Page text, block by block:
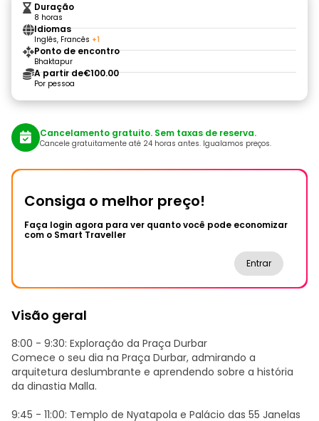
Duração
8 horas
Idiomas
Inglês, Francês +1
Ponto de encontro
Bhaktapur
A partir de€100.00
Por pessoa
Cancelamento gratuito. Sem taxas de reserva.
Cancele gratuitamente até 24 horas antes. Igualamos preços.
Consiga o melhor preço!
Faça login agora para ver quanto você pode economizar
com o Smart Traveller
Entrar
Visão geral
8:00 - 9:30: Exploração da Praça Durbar
Comece o seu dia na Praça Durbar, admirando a
arquitetura deslumbrante e aprendendo sobre a história
da dinastia Malla.
9:45 - 11:00: Templo de Nyatapola e Palácio das 55 Janelas